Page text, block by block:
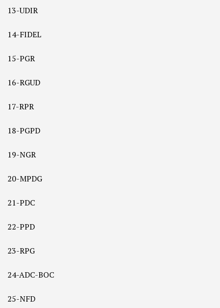
13-UDIR
14-FIDEL
15-PGR
16-RGUD
17-RPR
18-PGPD
19-NGR
20-MPDG
21-PDC
22-PPD
23-RPG
24-ADC-BOC
25-NFD